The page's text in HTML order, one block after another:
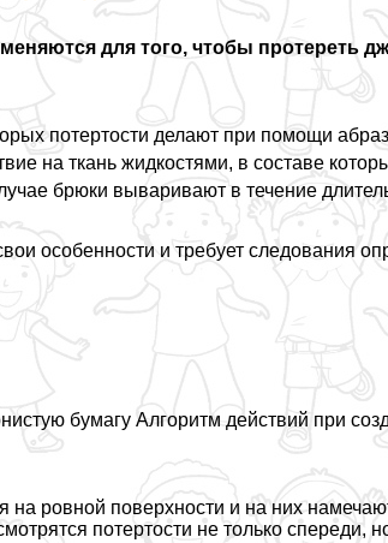
для того, чтобы протереть
потертости делают при помощи
на ткань жидкостями, в составе
брюки вываривают в течение
особенности и требует следования
бумагу Алгоритм действий при
на ровной поверхности и на них
потертости не только спереди,